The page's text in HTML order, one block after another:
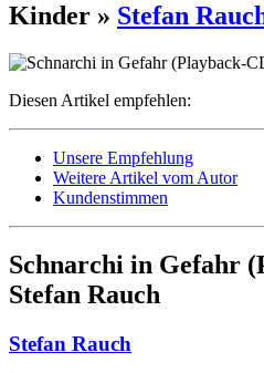
Kinder » Stefan
Diesen Artikel empfehlen:
Unsere Empfehlung
Weitere Artikel vom Autor
Kundenstimmen
Schnarchi in Gefahr
Stefan Rauch
Stefan Rauch